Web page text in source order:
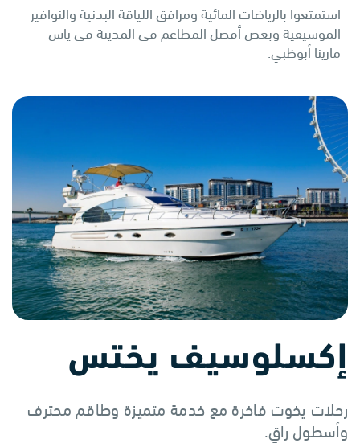
استمتعوا بالرياضات المائية ومرافق اللياقة البدنية والنوافير
الموسيقية وبعض أفضل المطاعم في المدينة في ياس
مارينا أبوظبي.
إكسلوسيف يختس
رحلات يخوت فاخرة مع خدمة متميزة وطاقم محترف
وأسطول راقٍ.